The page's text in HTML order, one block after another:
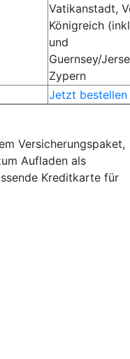
Vatikanstadt,
Königreich
und
Guernsey/
Zypern
Jetzt bestellen
Versicherungspaket,
Aufladen als
Kreditkarte für